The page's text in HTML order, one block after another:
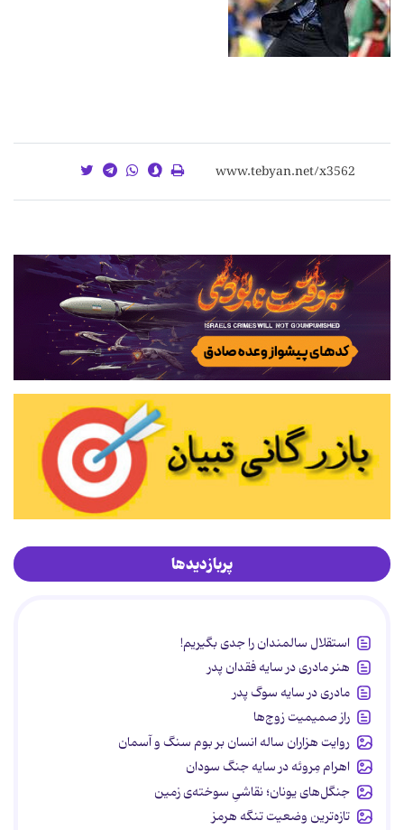
پربازدیدها
استقلال سالمندان را جدی بگیریم!
هنر مادری در سایه‌ فقدان پدر
مادری در سایه سوگ پدر
راز صمیمیت زوج‌ها
روایت هزاران ساله انسان بر بوم سنگ و آسمان
اهرام مِروئه در سایه جنگ سودان
جنگل‌های یونان؛ نقاشیِ سوخته‌ی زمین
تازه‌ترین وضعیت تنگه هرمز